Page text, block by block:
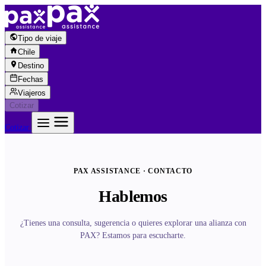
Saltar al contenido
Tipo de viaje
Chile
Destino
Fechas
Viajeros
Cotizar
Cotizar
PAX ASSISTANCE · CONTACTO
Hablemos
¿Tienes una consulta, sugerencia o quieres explorar una alianza con
PAX? Estamos para escucharte.